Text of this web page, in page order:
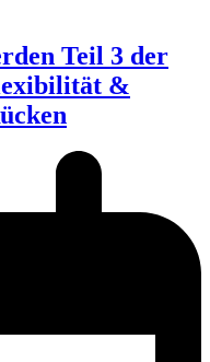
Teil 3 der
&